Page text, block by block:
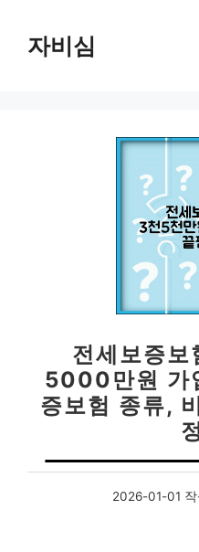
자비심
전세보증
5000만원 가
증보험 종류,
2026-01-01